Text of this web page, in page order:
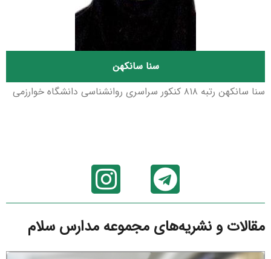
سنا سانکهن
سنا سانکهن رتبه ۸۱۸ کنکور سراسری روانشناسی دانشگاه خوارزمی
مقالات و نشریه‌های مجموعه مدارس سلام